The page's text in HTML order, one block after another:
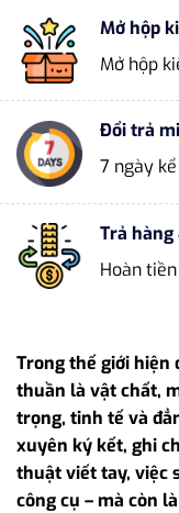
Mở hộp
Mở hộp
Đổi trả
7 ngày
Trả hàng
Hoàn
Trong thế giới hiện
thuần là vật chất,
trọng, tinh tế và
xuyên ký kết, ghi
thuật viết tay, việc
công cụ – mà còn